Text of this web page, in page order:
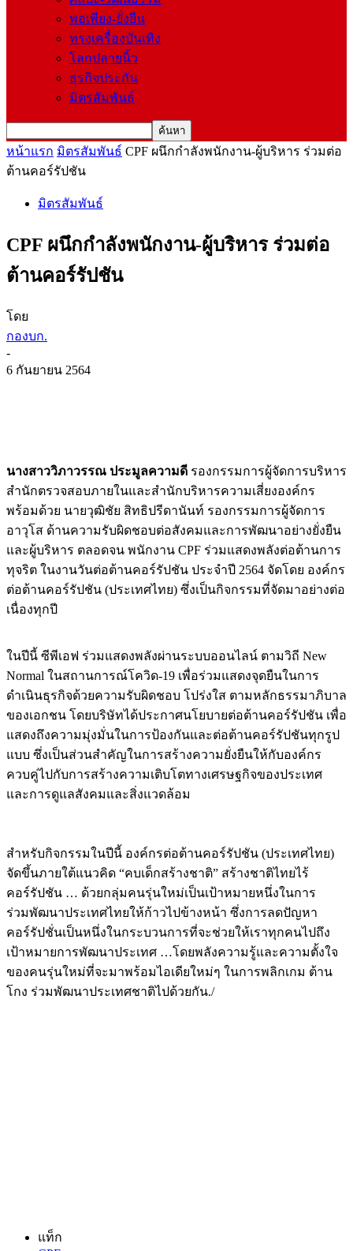
พอเพียง-ยั่งยืน
ทรงเครื่องบันเทิง
โลกปลายนิ้ว
ธุรกิจประกัน
มิตรสัมพันธ์
หน้าแรก มิตรสัมพันธ์ CPF ผนึกกำลังพนักงาน-ผู้บริหาร ร่วมต่อ
ต้านคอร์รัปชัน
มิตรสัมพันธ์
CPF ผนึกกำลังพนักงาน-ผู้บริหาร ร่วมต่อ
ต้านคอร์รัปชัน
โดย
กองบก.
-
6 กันยายน 2564
นางสาววิภาวรรณ ประมูลความดี รองกรรมการผู้จัดการบริหาร
สำนักตรวจสอบภายในและสำนักบริหารความเสี่ยงองค์กร
พร้อมด้วย นายวุฒิชัย สิทธิปรีดานันท์ รองกรรมการผู้จัดการ
อาวุโส ด้านความรับผิดชอบต่อสังคมและการพัฒนาอย่างยั่งยืน
และผู้บริหาร ตลอดจน พนักงาน CPF ร่วมแสดงพลังต่อต้านการ
ทุจริต ในงานวันต่อต้านคอร์รัปชัน ประจำปี 2564 จัดโดย องค์กร
ต่อต้านคอร์รัปชัน (ประเทศไทย) ซึ่งเป็นกิจกรรมที่จัดมาอย่างต่อ
เนื่องทุกปี
ในปีนี้ ซีพีเอฟ ร่วมแสดงพลังผ่านระบบออนไลน์ ตามวิถี New
Normal ในสถานการณ์โควิด-19 เพื่อร่วมแสดงจุดยืนในการ
ดำเนินธุรกิจด้วยความรับผิดชอบ โปร่งใส ตามหลักธรรมาภิบาล
ของเอกชน โดยบริษัทได้ประกาศนโยบายต่อต้านคอร์รัปชัน เพื่อ
แสดงถึงความมุ่งมั่นในการป้องกันและต่อต้านคอร์รัปชันทุกรูป
แบบ ซึ่งเป็นส่วนสำคัญในการสร้างความยั่งยืนให้กับองค์กร
ควบคู่ไปกับการสร้างความเติบโตทางเศรษฐกิจของประเทศ
และการดูแลสังคมและสิ่งแวดล้อม
สำหรับกิจกรรมในปีนี้ องค์กรต่อต้านคอร์รัปชัน (ประเทศไทย)
จัดขึ้นภายใต้แนวคิด “คบเด็กสร้างชาติ” สร้างชาติไทยไร้
คอร์รัปชัน … ด้วยกลุ่มคนรุ่นใหม่เป็นเป้าหมายหนึ่งในการ
ร่วมพัฒนาประเทศไทยให้ก้าวไปข้างหน้า ซึ่งการลดปัญหา
คอร์รัปชั่นเป็นหนึ่งในกระบวนการที่จะช่วยให้เราทุกคนไปถึง
เป้าหมายการพัฒนาประเทศ …โดยพลังความรู้และความตั้งใจ
ของคนรุ่นใหม่ที่จะมาพร้อมไอเดียใหม่ๆ ในการพลิกเกม ต้าน
โกง ร่วมพัฒนาประเทศชาติไปด้วยกัน./
แท็ก